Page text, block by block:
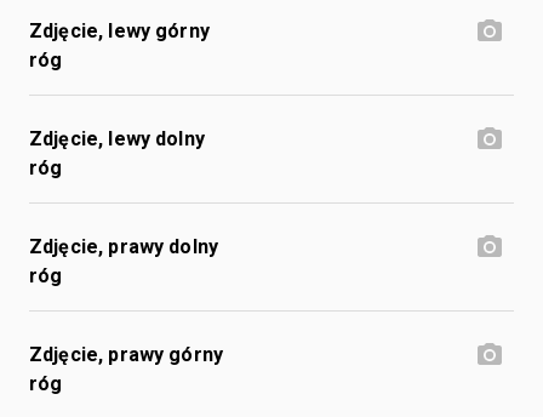
Zdjęcie, lewy górny
róg
Zdjęcie, lewy dolny
róg
Zdjęcie, prawy dolny
róg
Zdjęcie, prawy górny
róg